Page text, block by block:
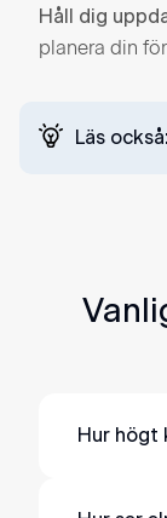
Håll dig
planera din
Läs också:
Hur högt